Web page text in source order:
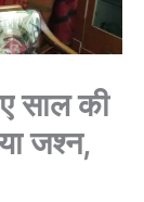
साल की
जश्न,